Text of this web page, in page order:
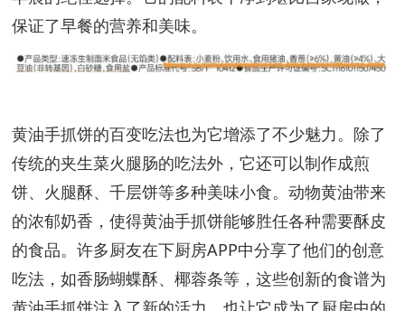
保证了早餐的营养和美味。
黄油手抓饼的百变吃法也为它增添了不少魅力。除了
传统的夹生菜火腿肠的吃法外，它还可以制作成煎
饼、火腿酥、千层饼等多种美味小食。动物黄油带来
的浓郁奶香，使得黄油手抓饼能够胜任各种需要酥皮
的食品。许多厨友在下厨房APP中分享了他们的创意
吃法，如香肠蝴蝶酥、椰蓉条等，这些创新的食谱为